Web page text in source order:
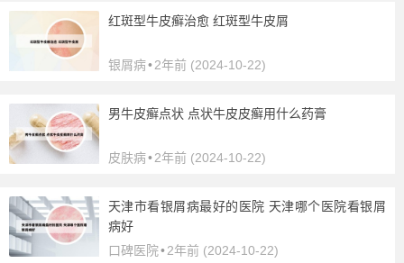
红斑型牛皮癣治愈 红斑型牛皮屑
银屑病•2年前 (2024-10-22)
男牛皮癣点状 点状牛皮皮癣用什么药膏
皮肤病•2年前 (2024-10-22)
天津市看银屑病最好的医院 天津哪个医院看银屑
病好
口碑医院•2年前 (2024-10-22)